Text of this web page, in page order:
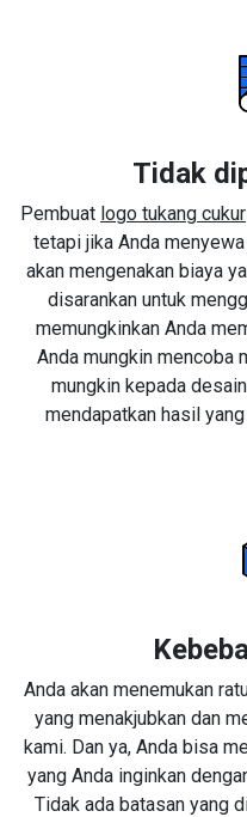
Tidak
Pembuat logo tukang cukur
tetapi jika Anda
akan mengenakan biaya
disarankan untuk
memungkinkan Anda
Anda mungkin mencoba
mungkin kepada
mendapatkan hasil
Anda akan menemukan
yang menakjubkan dan
kami. Dan ya, Anda bisa
yang Anda inginkan
Tidak ada batasan yang